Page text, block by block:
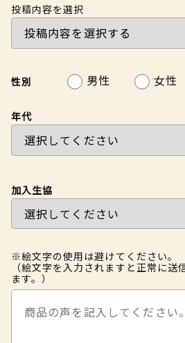
投稿内容を選択
性別 男性 女性
年代
加入生協
※絵文字の使用は避けてください。
（絵文字を入力されますと正常に送
ます。）